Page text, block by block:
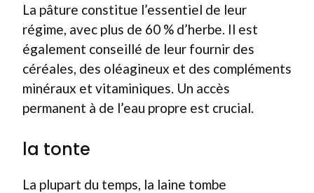
La pâture constitue l’essentiel de leur
régime, avec plus de 60 % d’herbe. Il est
également conseillé de leur fournir des
céréales, des oléagineux et des compléments
minéraux et vitaminiques. Un accès
permanent à de l’eau propre est crucial.
la tonte
La plupart du temps, la laine tombe